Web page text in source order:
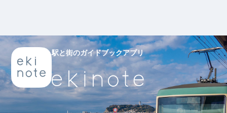
駅と街のガイドブックアプリ